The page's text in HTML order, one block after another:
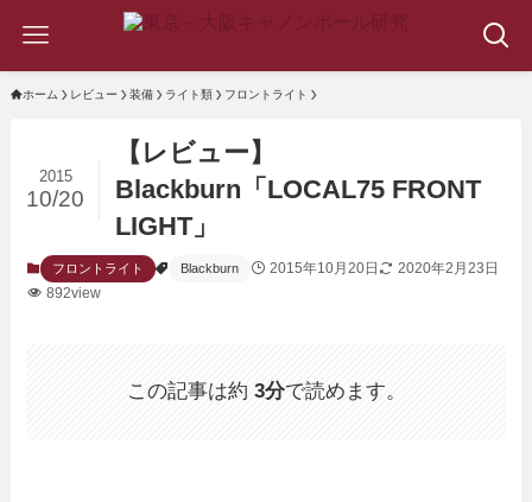
ホーム レビュー 装備 ライト類 フロントライト
【レビュー】
Blackburn「LOCAL75 FRONT
LIGHT」
2015
10/20
フロントライト Blackburn 2015年10月20日
2020年2月23日
892view
この記事は約 3分で読めます。